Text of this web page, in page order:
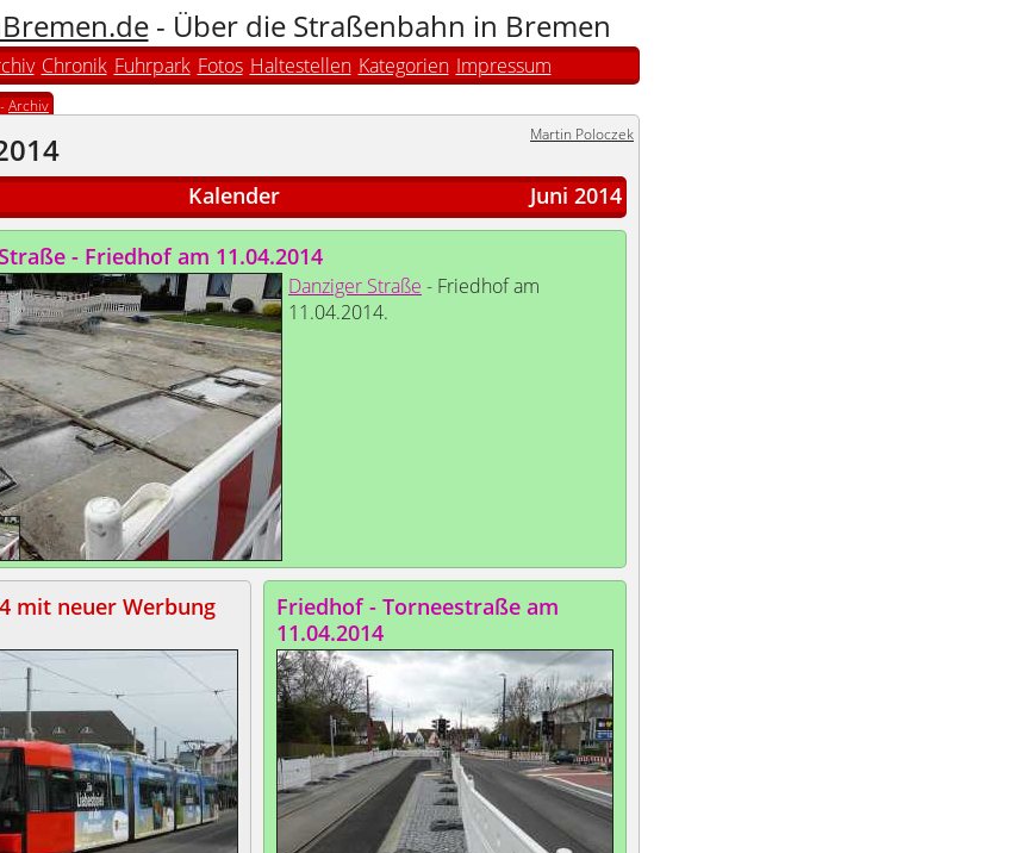
- Über die Straßenbahn in Bremen
Chronik Fuhrpark Fotos Haltestellen Kategorien Impressum
-Archiv
Martin Poloczek
Kalender Juni 2014
- Friedhof am 11.04.2014
Danziger Straße - Friedhof am
11.04.2014.
mit neuer Werbung
Friedhof - Torneestraße am
11.04.2014